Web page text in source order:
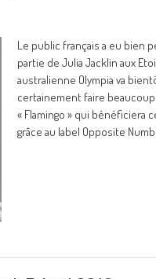
Le public français a eu bien
partie de Julia Jacklin aux
australienne Olympia va
certainement faire beaucoup
« Flamingo » qui bénéficiera
grâce au label Opposite